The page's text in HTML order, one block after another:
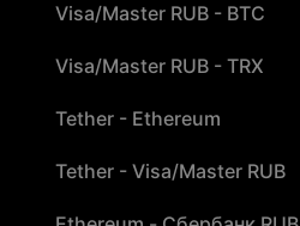
Visa/Master RUB - BTC
Visa/Master RUB - TRX
Tether - Ethereum
Tether - Visa/Master RUB